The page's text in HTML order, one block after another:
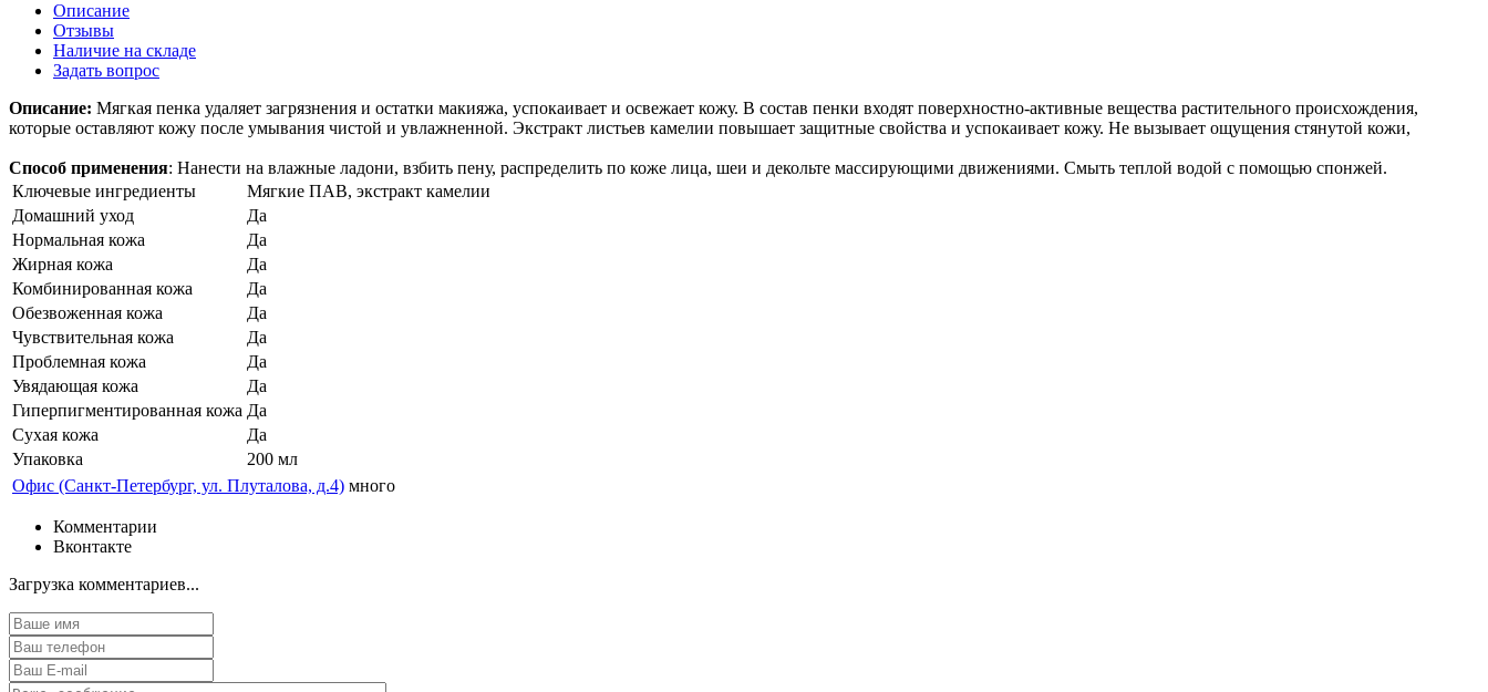
Описание
Отзывы
Наличие на складе
Задать вопрос
Описание: Мягкая пенка удаляет загрязнения и остатки макияжа, успокаивает и освежает кожу. В состав пенки входят поверхностно-активные вещества растительного происхождения,
которые оставляют кожу после умывания чистой и увлажненной. Экстракт листьев камелии повышает защитные свойства и успокаивает кожу. Не вызывает ощущения стянутой кожи,
Способ применения: Нанести на влажные ладони, взбить пену, распределить по коже лица, шеи и декольте массирующими движениями. Смыть теплой водой с помощью спонжей.
Ключевые ингредиенты
Мягкие ПАВ, экстракт камелии
Домашний уход
Да
Нормальная кожа
Да
Жирная кожа
Да
Комбинированная кожа
Да
Обезвоженная кожа
Да
Чувствительная кожа
Да
Проблемная кожа
Да
Увядающая кожа
Да
Гиперпигментированная кожа Да
Сухая кожа
Да
Упаковка
200 мл
Офис (Санкт-Петербург, ул. Плуталова, д.4) много
Комментарии
Вконтакте
Загрузка комментариев...